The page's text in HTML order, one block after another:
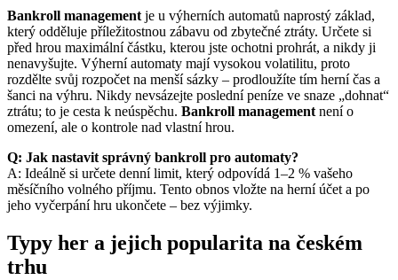
Bankroll managementje u výherních automatů naprostý základ,
který odděluje příležitostnou zábavu od zbytečné ztráty. Určete si
před hrou maximální částku, kterou jste ochotni prohrát, a nikdy ji
nenavyšujte. Výherní automaty mají vysokou volatilitu, proto
rozdělte svůj rozpočet na menší sázky – prodloužíte tím herní čas a
šanci na výhru. Nikdy nevsázejte poslední peníze ve snaze „dohnat“
ztrátu; to je cesta k neúspěchu. Bankroll managementnení o
omezení, ale o kontrole nad vlastní hrou.
Q: Jak nastavit správný bankroll pro automaty?
A: Ideálně si určete denní limit, který odpovídá 1–2 % vašeho
měsíčního volného příjmu. Tento obnos vložte na herní účet a po
jeho vyčerpání hru ukončete – bez výjimky.
Typy her a jejich popularita na českém
trhu